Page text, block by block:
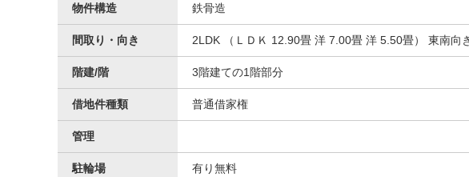
その他
物件構造 鉄骨造
間取り・向き 2LDK （ＬＤＫ 12.90畳 洋 7.00畳 洋 5.50畳） 東南向
階建/階 3階建ての1階部分
借地件種類 普通借家権
管理
駐輪場 有り無料